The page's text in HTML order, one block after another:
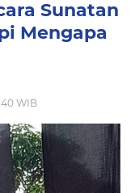
Sunatan
Mengapa
WIB